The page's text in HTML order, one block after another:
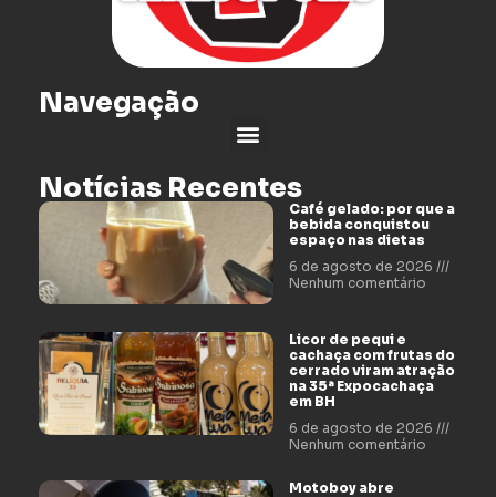
Navegação
Notícias Recentes
Café gelado: por que a
bebida conquistou
espaço nas dietas
6 de agosto de 2026
Nenhum comentário
Licor de pequi e
cachaça com frutas do
cerrado viram atração
na 35ª Expocachaça
em BH
6 de agosto de 2026
Nenhum comentário
Motoboy abre